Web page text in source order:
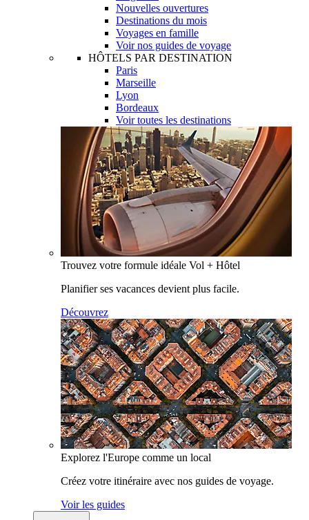
Nouvelles ouvertures
Destinations du mois
Voyages en famille
Voir nos guides de voyage
HÔTELS PAR DESTINATION
Paris
Marseille
Lyon
Bordeaux
Voir toutes les destinations
Trouvez votre formule idéale Vol + Hôtel
Planifier ses vacances devient plus facile.
Découvrez
Explorez l'Europe comme un local
Créez votre itinéraire avec nos guides de voyage.
Voir les guides